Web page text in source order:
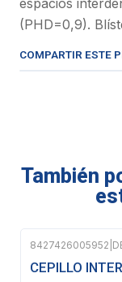
(PHD=0,9).
COMPARTIR ESTE
También
Agotado
8427426005952
CEPILLO